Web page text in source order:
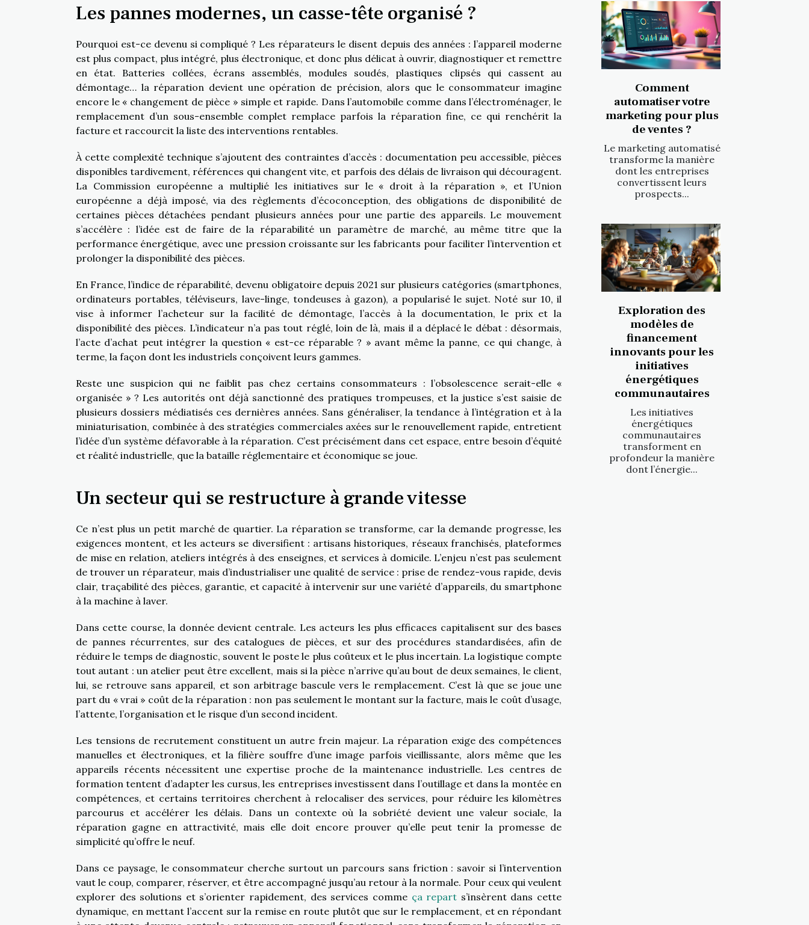
Les pannes modernes, un casse-tête organisé ?
Pourquoi est-ce devenu si compliqué ? Les réparateurs le disent depuis des années : l’appareil moderne
est plus compact, plus intégré, plus électronique, et donc plus délicat à ouvrir, diagnostiquer et remettre
en état. Batteries collées, écrans assemblés, modules soudés, plastiques clipsés qui cassent au
démontage… la réparation devient une opération de précision, alors que le consommateur imagine
encore le « changement de pièce » simple et rapide. Dans l’automobile comme dans l’électroménager, le
remplacement d’un sous-ensemble complet remplace parfois la réparation fine, ce qui renchérit la
facture et raccourcit la liste des interventions rentables.
À cette complexité technique s’ajoutent des contraintes d’accès : documentation peu accessible, pièces
disponibles tardivement, références qui changent vite, et parfois des délais de livraison qui découragent.
La Commission européenne a multiplié les initiatives sur le « droit à la réparation », et l’Union
européenne a déjà imposé, via des règlements d’écoconception, des obligations de disponibilité de
certaines pièces détachées pendant plusieurs années pour une partie des appareils. Le mouvement
s’accélère : l’idée est de faire de la réparabilité un paramètre de marché, au même titre que la
performance énergétique, avec une pression croissante sur les fabricants pour faciliter l’intervention et
prolonger la disponibilité des pièces.
En France, l’indice de réparabilité, devenu obligatoire depuis 2021 sur plusieurs catégories (smartphones,
ordinateurs portables, téléviseurs, lave-linge, tondeuses à gazon), a popularisé le sujet. Noté sur 10, il
vise à informer l’acheteur sur la facilité de démontage, l’accès à la documentation, le prix et la
disponibilité des pièces. L’indicateur n’a pas tout réglé, loin de là, mais il a déplacé le débat : désormais,
l’acte d’achat peut intégrer la question « est-ce réparable ? » avant même la panne, ce qui change, à
terme, la façon dont les industriels conçoivent leurs gammes.
Reste une suspicion qui ne faiblit pas chez certains consommateurs : l’obsolescence serait-elle «
organisée » ? Les autorités ont déjà sanctionné des pratiques trompeuses, et la justice s’est saisie de
plusieurs dossiers médiatisés ces dernières années. Sans généraliser, la tendance à l’intégration et à la
miniaturisation, combinée à des stratégies commerciales axées sur le renouvellement rapide, entretient
l’idée d’un système défavorable à la réparation. C’est précisément dans cet espace, entre besoin d’équité
et réalité industrielle, que la bataille réglementaire et économique se joue.
Un secteur qui se restructure à grande vitesse
Ce n’est plus un petit marché de quartier. La réparation se transforme, car la demande progresse, les
exigences montent, et les acteurs se diversifient : artisans historiques, réseaux franchisés, plateformes
de mise en relation, ateliers intégrés à des enseignes, et services à domicile. L’enjeu n’est pas seulement
de trouver un réparateur, mais d’industrialiser une qualité de service : prise de rendez-vous rapide, devis
clair, traçabilité des pièces, garantie, et capacité à intervenir sur une variété d’appareils, du smartphone
à la machine à laver.
Dans cette course, la donnée devient centrale. Les acteurs les plus efficaces capitalisent sur des bases
de pannes récurrentes, sur des catalogues de pièces, et sur des procédures standardisées, afin de
réduire le temps de diagnostic, souvent le poste le plus coûteux et le plus incertain. La logistique compte
tout autant : un atelier peut être excellent, mais si la pièce n’arrive qu’au bout de deux semaines, le client,
lui, se retrouve sans appareil, et son arbitrage bascule vers le remplacement. C’est là que se joue une
part du « vrai » coût de la réparation : non pas seulement le montant sur la facture, mais le coût d’usage,
l’attente, l’organisation et le risque d’un second incident.
Les tensions de recrutement constituent un autre frein majeur. La réparation exige des compétences
manuelles et électroniques, et la filière souffre d’une image parfois vieillissante, alors même que les
appareils récents nécessitent une expertise proche de la maintenance industrielle. Les centres de
formation tentent d’adapter les cursus, les entreprises investissent dans l’outillage et dans la montée en
compétences, et certains territoires cherchent à relocaliser des services, pour réduire les kilomètres
parcourus et accélérer les délais. Dans un contexte où la sobriété devient une valeur sociale, la
réparation gagne en attractivité, mais elle doit encore prouver qu’elle peut tenir la promesse de
simplicité qu’offre le neuf.
Dans ce paysage, le consommateur cherche surtout un parcours sans friction : savoir si l’intervention
vaut le coup, comparer, réserver, et être accompagné jusqu’au retour à la normale. Pour ceux qui veulent
explorer des solutions et s’orienter rapidement, des services comme ça repart s’insèrent dans cette
dynamique, en mettant l’accent sur la remise en route plutôt que sur le remplacement, et en répondant
Comment
automatiser votre
marketing pour plus
de ventes ?
Le marketing automatisé
transforme la manière
dont les entreprises
convertissent leurs
prospects...
Exploration des
modèles de
financement
innovants pour les
initiatives
énergétiques
communautaires
Les initiatives
énergétiques
communautaires
transforment en
profondeur la manière
dont l’énergie...